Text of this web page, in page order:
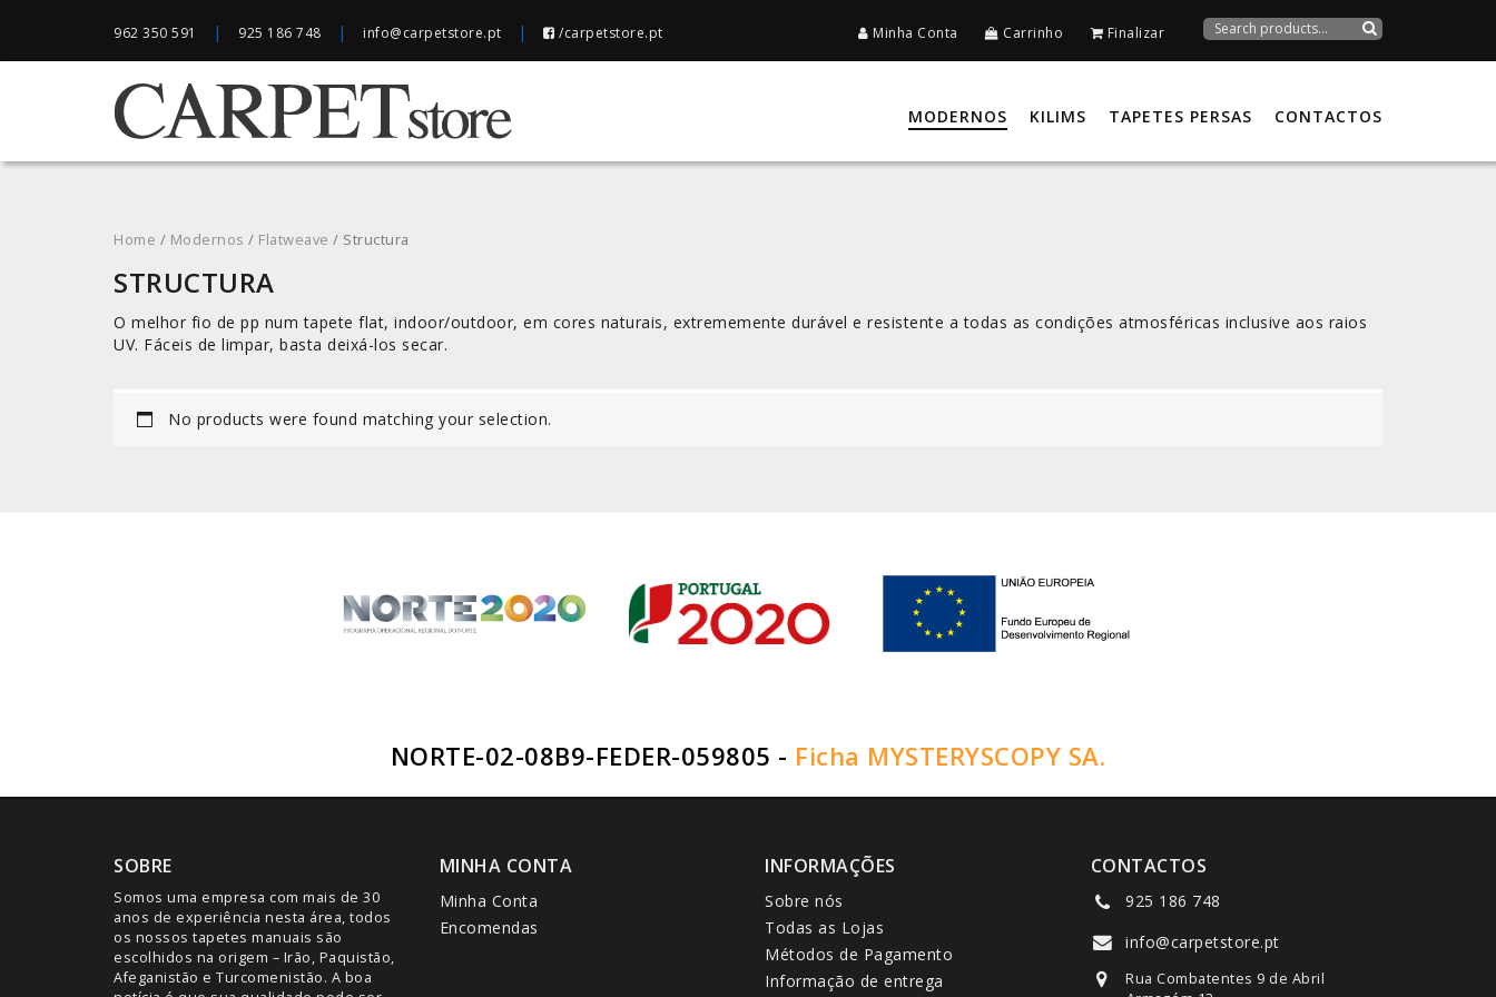
962 350 591 | 925 186 748 | info@carpetstore.pt | /carpetstore.pt
Search
for:
Minha Conta Carrinho Finalizar
MODERNOS KILIMS TAPETES PERSAS CONTACTOS
Home / Modernos / Flatweave / Structura
STRUCTURA
O melhor fio de pp num tapete flat, indoor/outdoor, em cores naturais, extrememente durável e resistente a todas as condições atmosféricas inclusive aos raios
UV. Fáceis de limpar, basta deixá-los secar.
No products were found matching your selection.
NORTE-02-08B9-FEDER-059805 - Ficha MYSTERYSCOPY SA.
SOBRE
Somos uma empresa com mais de 30
anos de experiência nesta área, todos
os nossos tapetes manuais são
escolhidos na origem – Irão, Paquistão,
Afeganistão e Turcomenistão. A boa
MINHA CONTA
Minha Conta
Encomendas
INFORMAÇÕES
Sobre nós
Todas as Lojas
Métodos de Pagamento
Informação de entrega
CONTACTOS
925 186 748
info@carpetstore.pt
Rua Combatentes 9 de Abril